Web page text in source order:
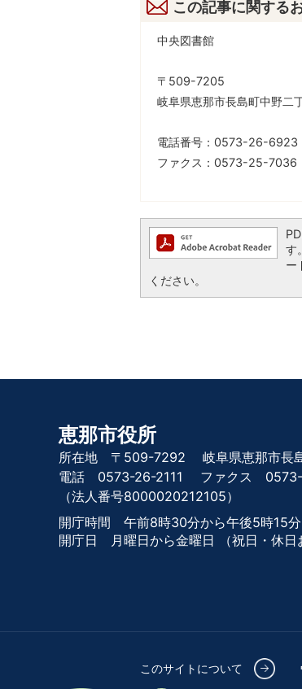
この記事に関する
中央図書館
〒509-7205
岐阜県恵那市長島町中野二
電話番号：0573-26-6923
ファクス：0573-25-7036
す
ー
ください。
恵那市役所
所在地 〒509-7292
岐阜県恵那市長
電話 0573-26-2111
ファクス
（法人番号8000020212105）
開庁時間 午前8時30分から午後5時15分
開庁日 月曜日から金曜日
（祝日・休
このサイトについて